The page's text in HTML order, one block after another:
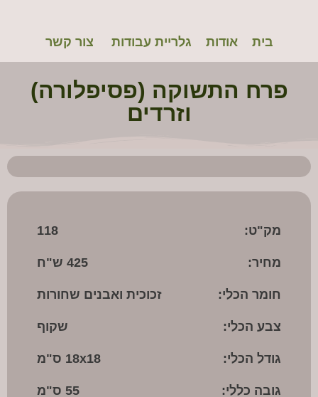
–
בית אודות גלריית עבודות צור קשר
פרח התשוקה (פסיפלורה)
וזרדים
מק"ט: 118
מחיר: 425 ש"ח
חומר הכלי: זכוכית ואבנים שחורות
צבע הכלי: שקוף
גודל הכלי: 18x18 ס"מ
גובה כללי: 55 ס"מ